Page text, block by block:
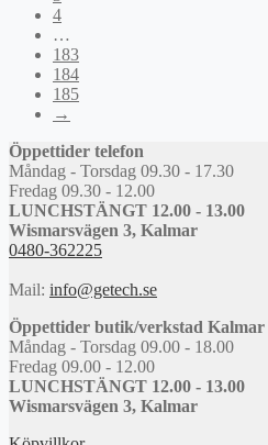
4
…
183
184
185
→
Öppettider telefon
Måndag - Torsdag 09.30 - 17.30
Fredag 09.30 - 12.00
LUNCHSTÄNGT 12.00 - 13.00
Wismarsvägen 3, Kalmar
0480-362225
Mail: info@getech.se
Öppettider butik/verkstad Kalmar
Måndag - Torsdag 09.00 - 18.00
Fredag 09.00 - 12.00
LUNCHSTÄNGT 12.00 - 13.00
Wismarsvägen 3, Kalmar